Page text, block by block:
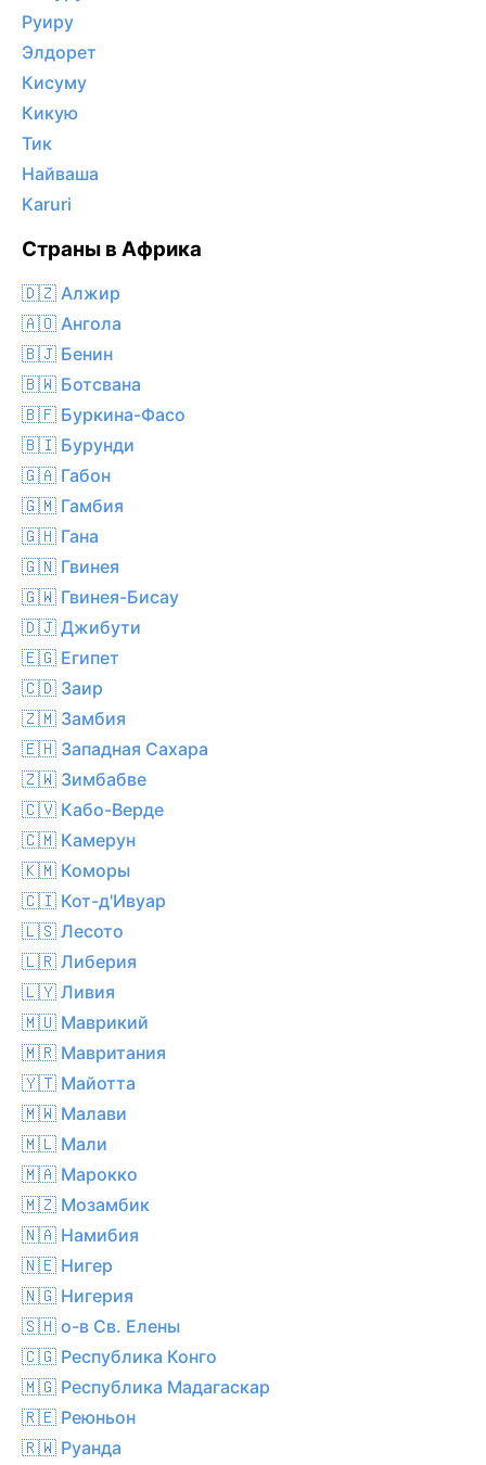
Руиру
Элдорет
Кисуму
Кикую
Тик
Найваша
Karuri
Страны в Африка
🇩🇿 Алжир
🇦🇴 Ангола
🇧🇯 Бенин
🇧🇼 Ботсвана
🇧🇫 Буркина-Фасо
🇧🇮 Бурунди
🇬🇦 Габон
🇬🇲 Гамбия
🇬🇭 Гана
🇬🇳 Гвинея
🇬🇼 Гвинея-Бисау
🇩🇯 Джибути
🇪🇬 Египет
🇨🇩 Заир
🇿🇲 Замбия
🇪🇭 Западная Сахара
🇿🇼 Зимбабве
🇨🇻 Кабо-Верде
🇨🇲 Камерун
🇰🇲 Коморы
🇨🇮 Кот-д'Ивуар
🇱🇸 Лесото
🇱🇷 Либерия
🇱🇾 Ливия
🇲🇺 Маврикий
🇲🇷 Мавритания
🇾🇹 Майотта
🇲🇼 Малави
🇲🇱 Мали
🇲🇦 Марокко
🇲🇿 Мозамбик
🇳🇦 Намибия
🇳🇪 Нигер
🇳🇬 Нигерия
🇸🇭 о-в Св. Елены
🇨🇬 Республика Конго
🇲🇬 Республика Мадагаскар
🇷🇪 Реюньон
🇷🇼 Руанда